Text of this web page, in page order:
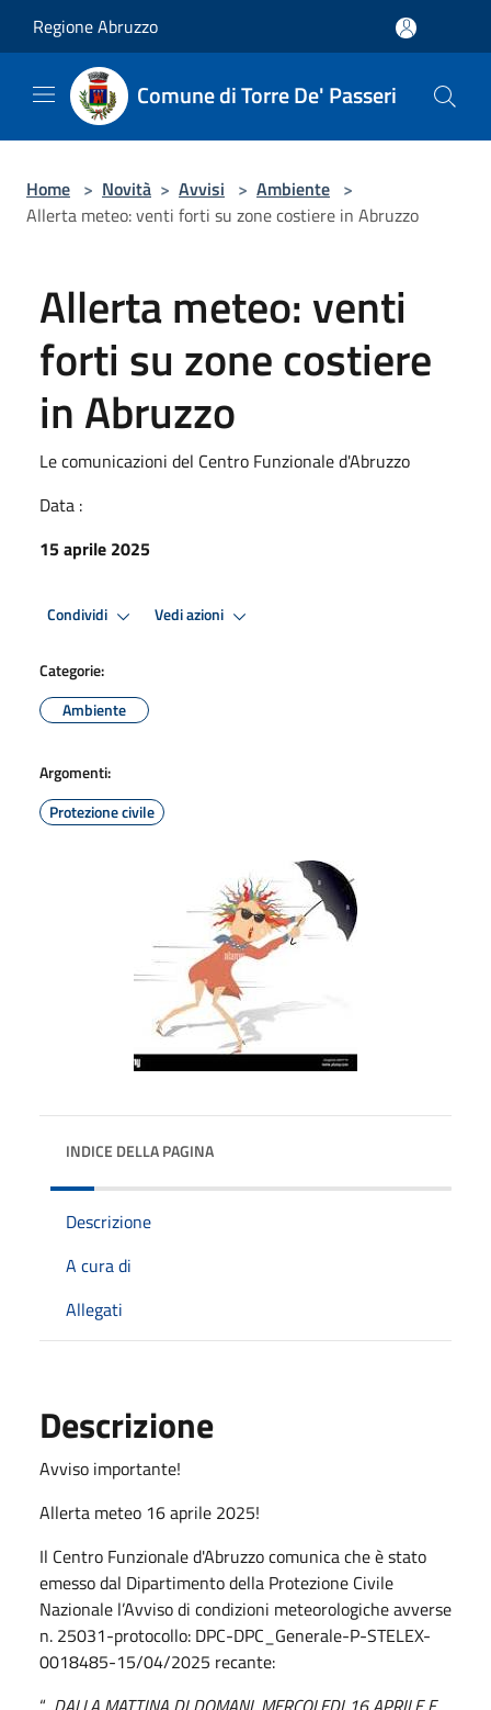
Regione Abruzzo
Comune di Torre De' Passeri
Home > Novità > Avvisi > Ambiente >
Allerta meteo: venti forti su zone costiere in Abruzzo
Allerta meteo: venti
forti su zone costiere
in Abruzzo
Le comunicazioni del Centro Funzionale d'Abruzzo
Data :
15 aprile 2025
Condividi Vedi azioni
Categorie:
Ambiente
Argomenti:
Protezione civile
INDICE DELLA PAGINA
Descrizione
A cura di
Allegati
Descrizione
Avviso importante!
Allerta meteo 16 aprile 2025!
Il Centro Funzionale d'Abruzzo comunica che è stato
emesso dal Dipartimento della Protezione Civile
Nazionale l’Avviso di condizioni meteorologiche avverse
n. 25031-protocollo: DPC-DPC_Generale-P-STELEX-
0018485-15/04/2025 recante: